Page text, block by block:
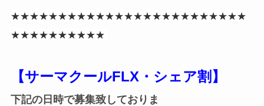
★★★★★★★★★★★★★★★★★★★★★★★★★
★★★★★★★★★★
【サーマクールFLX・シェア割】
下記の日時で募集致しておりま